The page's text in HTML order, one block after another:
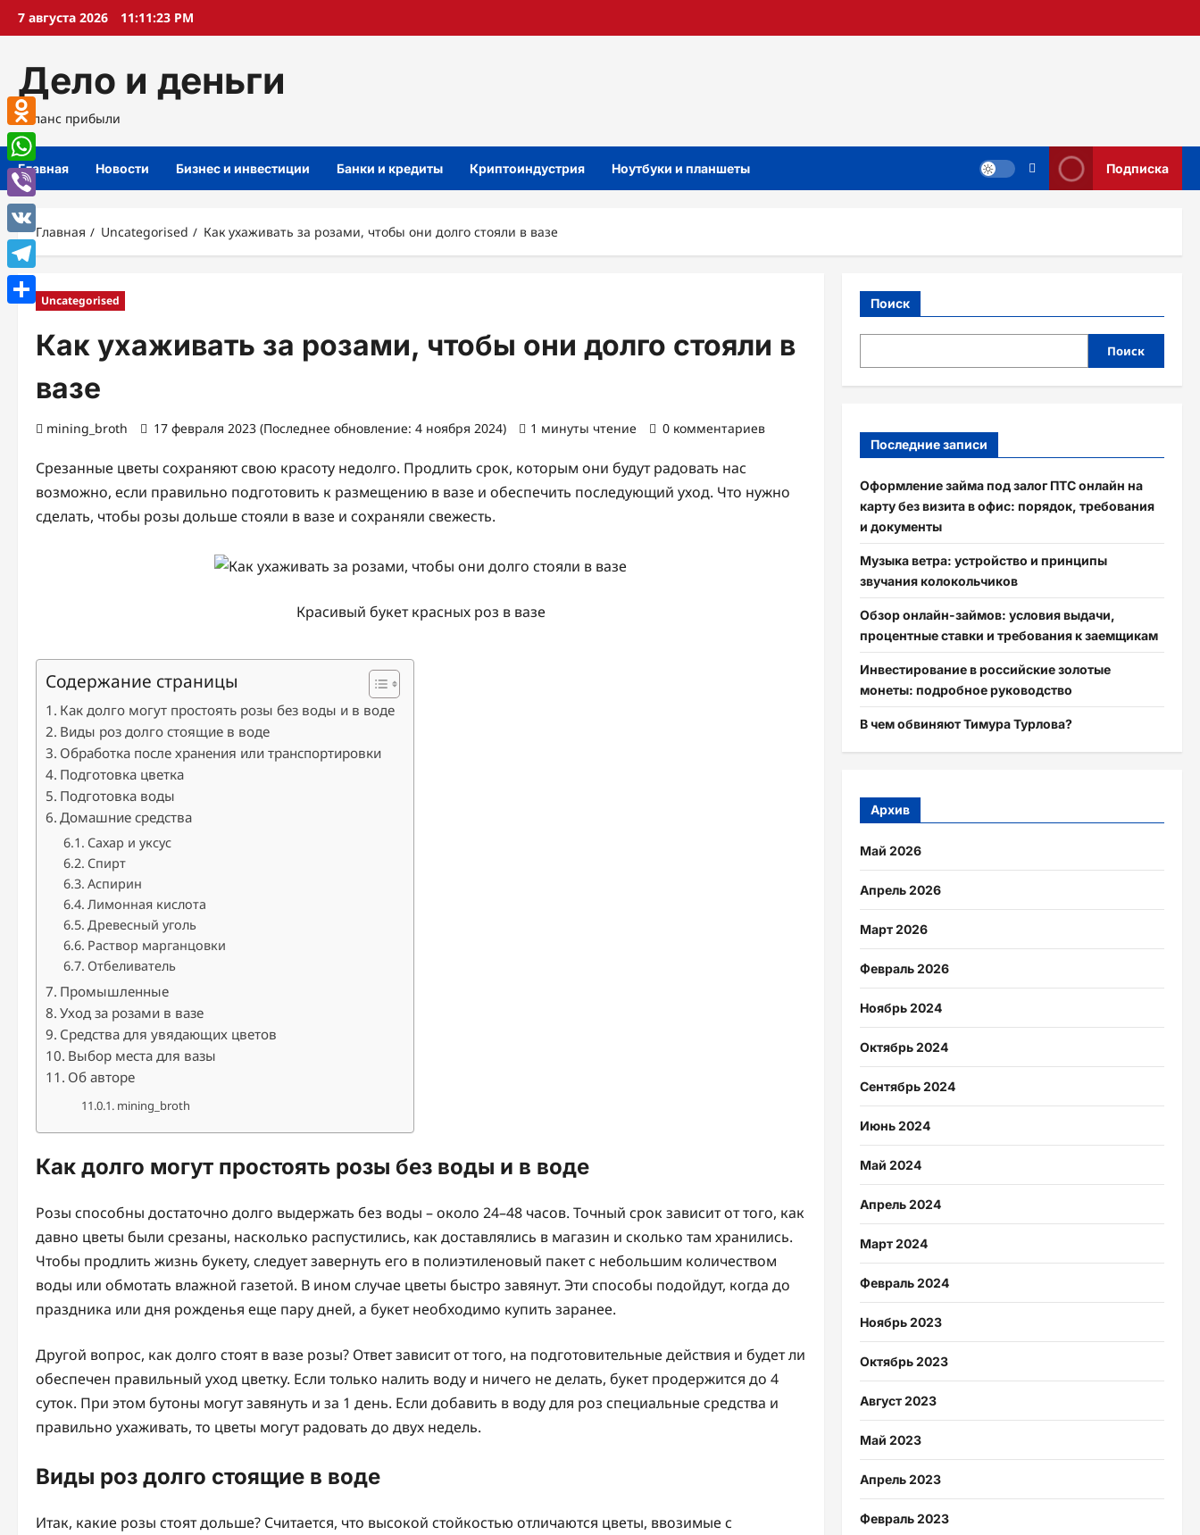
Перейти
7 августа 2026 11:11:24 PM
Дело и деньги
Баланс прибыли
Главная Новости Бизнес и инвестиции Банки и кредиты Криптоиндустрия Ноутбуки и планшеты Подписка
Главная Uncategorised Как ухаживать за розами, чтобы они долго стояли в вазе
Uncategorised
Как ухаживать за розами, чтобы они долго стояли в
вазе
mining_broth 17 февраля 2023 (Последнее обновление: 4 ноября 2024) 1 минуты чтение 0 комментариев
Срезанные цветы сохраняют свою красоту недолго. Продлить срок, которым они будут радовать нас
возможно, если правильно подготовить к размещению в вазе и обеспечить последующий уход. Что нужно
сделать, чтобы розы дольше стояли в вазе и сохраняли свежесть.
Красивый букет красных роз в вазе
Содержание страницы
Как долго могут простоять розы без воды и в воде
Виды роз долго стоящие в воде
Обработка после хранения или транспортировки
Подготовка цветка
Подготовка воды
Домашние средства
Сахар и уксус
Спирт
Аспирин
Лимонная кислота
Древесный уголь
Раствор марганцовки
Отбеливатель
Промышленные
Уход за розами в вазе
Средства для увядающих цветов
Выбор места для вазы
Об авторе
mining_broth
Как долго могут простоять розы без воды и в воде
Розы способны достаточно долго выдержать без воды – около 24–48 часов. Точный срок зависит от того, как
давно цветы были срезаны, насколько распустились, как доставлялись в магазин и сколько там хранились.
Чтобы продлить жизнь букету, следует завернуть его в полиэтиленовый пакет с небольшим количеством
воды или обмотать влажной газетой. В ином случае цветы быстро завянут. Эти способы подойдут, когда до
праздника или дня рожденья еще пару дней, а букет необходимо купить заранее.
Другой вопрос, как долго стоят в вазе розы? Ответ зависит от того, на подготовительные действия и будет ли
обеспечен правильный уход цветку. Если только налить воду и ничего не делать, букет продержится до 4
суток. При этом бутоны могут завянуть и за 1 день. Если добавить в воду для роз специальные средства и
правильно ухаживать, то цветы могут радовать до двух недель.
Виды роз долго стоящие в воде
Итак, какие розы стоят дольше? Считается, что высокой стойкостью отличаются цветы, ввозимые с
Поиск
Поиск
Последние записи
Оформление займа под залог ПТС онлайн на
карту без визита в офис: порядок, требования
и документы
Музыка ветра: устройство и принципы
звучания колокольчиков
Обзор онлайн-займов: условия выдачи,
процентные ставки и требования к заемщикам
Инвестирование в российские золотые
монеты: подробное руководство
В чем обвиняют Тимура Турлова?
Архив
Май 2026
Апрель 2026
Март 2026
Февраль 2026
Ноябрь 2024
Октябрь 2024
Сентябрь 2024
Июнь 2024
Май 2024
Апрель 2024
Март 2024
Февраль 2024
Ноябрь 2023
Октябрь 2023
Август 2023
Май 2023
Апрель 2023
Февраль 2023
Odnoklassniki
WhatsApp
Viber
VK
Telegram